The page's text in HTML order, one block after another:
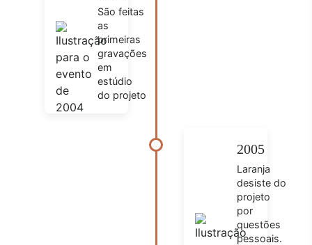
São feitas
as
primeiras
gravações
em
estúdio
do projeto
2005
Laranja
desiste do
projeto
por
questões
pessoais.